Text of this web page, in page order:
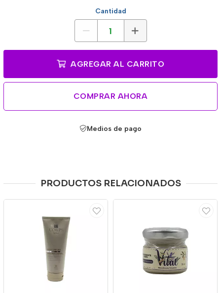
Cantidad
AGREGAR AL CARRITO
COMPRAR AHORA
Medios de pago
PRODUCTOS RELACIONADOS